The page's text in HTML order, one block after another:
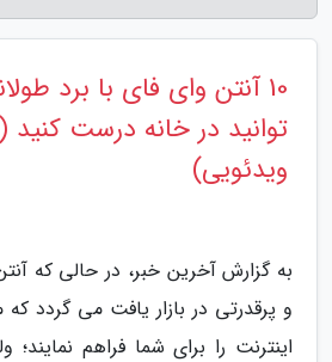
10 آنتن وای فای با برد
توانید در خانه درست
ویدئویی)
به گزارش آخرین خبر، در حالی که
و پرقدرتی در بازار یافت می گردد
اینترنت را برای شما فراهم